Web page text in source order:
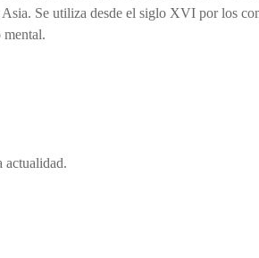
Se utiliza desde el siglo XVI por los
mental.
actualidad.